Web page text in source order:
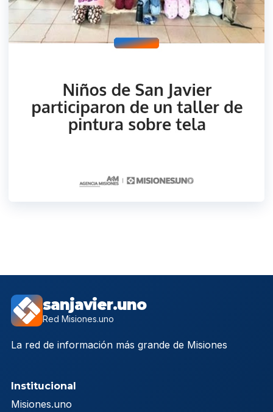
sanjavier.uno
Red Misiones.uno
La red de información más grande de Misiones
Institucional
Misiones.uno